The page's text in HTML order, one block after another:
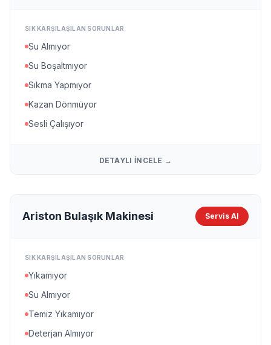
SIK KARŞILAŞILAN SORUNLAR
Su Almıyor
Su Boşaltmıyor
Sıkma Yapmıyor
Kazan Dönmüyor
Sesli Çalışıyor
DETAYLI İNCELE →
Ariston Bulaşık Makinesi Servis Al
SIK KARŞILAŞILAN SORUNLAR
Yıkamıyor
Su Almıyor
Temiz Yıkamıyor
Deterjan Almıyor